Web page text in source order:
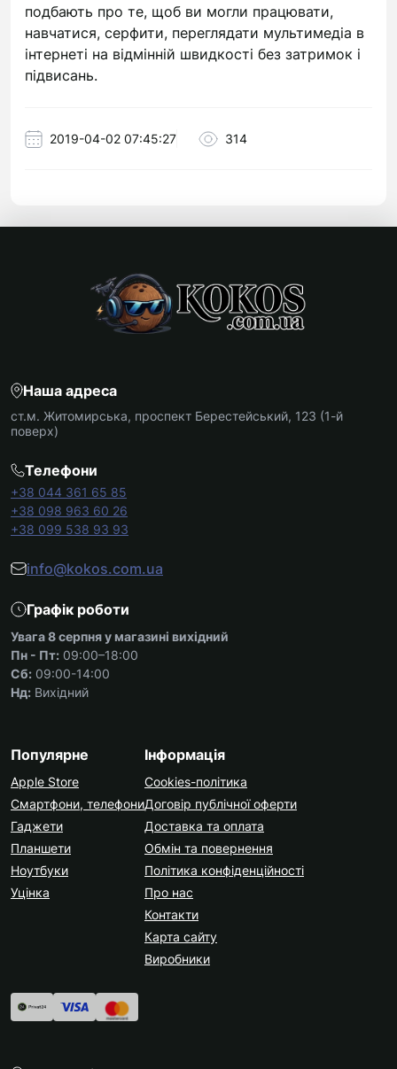
подбають про те, щоб ви могли працювати,
навчатися, серфити, переглядати мультимедіа в
інтернеті на відмінній швидкості без затримок і
підвисань.
2019-04-02 07:45:27 314
Наша адреса
ст.м. Житомирська, проспект Берестейський, 123 (1-й
поверх)
Телефони
+38 044 361 65 85
+38 098 963 60 26
+38 099 538 93 93
info@kokos.com.ua
Графік роботи
Увага 8 серпня у магазині вихідний
Пн - Пт: 09:00–18:00
Сб: 09:00-14:00
Нд: Вихідний
Популярне
Apple Store
Смартфони, телефони
Гаджети
Планшети
Ноутбуки
Уцінка
Інформація
Cookies-політика
Договір публічної оферти
Доставка та оплата
Обмін та повернення
Політика конфіденційності
Про нас
Контакти
Карта сайту
Виробники